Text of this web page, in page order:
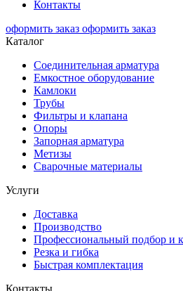
Контакты
оформить заказ оформить заказ
Каталог
Соединительная арматура
Емкостное оборудование
Камлоки
Трубы
Фильтры и клапана
Опоры
Запорная арматура
Метизы
Сварочные материалы
Услуги
Доставка
Производство
Профессиональный подбор и
Резка и гибка
Быстрая комплектация
Контакты